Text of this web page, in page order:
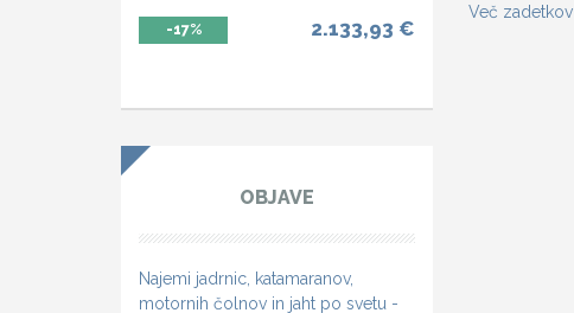
Več zadetkov
-17% 2.133,93 €
OBJAVE
Najemi jadrnic, katamaranov,
motornih čolnov in jaht po svetu -